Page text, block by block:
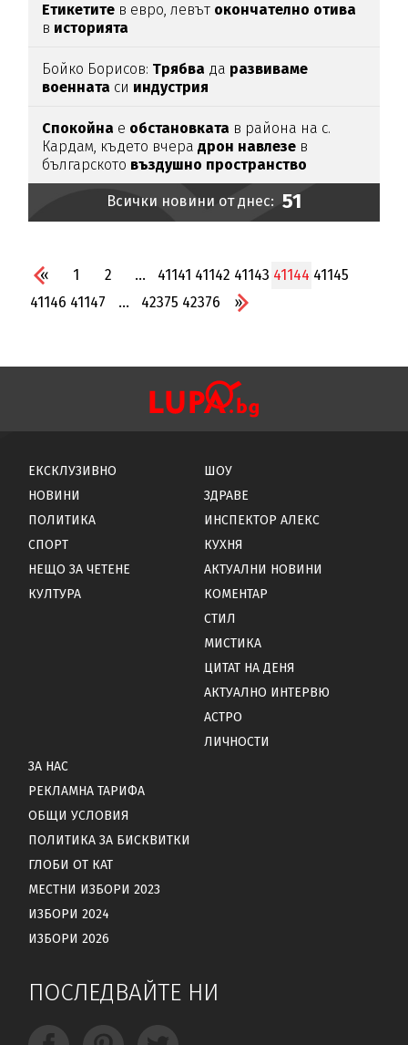
Етикетите в евро, левът окончателно отива
в историята
Бойко Борисов: Трябва да развиваме
военната си индустрия
Спокойна е обстановката в района на с.
Кардам, където вчерадрон навлезе в
българското въздушно пространство
Всички новини от днес: 51
« 1 2 ... 41141 41142 41143 41144 41145
41146 41147 ... 42375 42376 »
ЕКСКЛУЗИВНО
НОВИНИ
ПОЛИТИКА
СПОРТ
НЕЩО ЗА ЧЕТЕНЕ
КУЛТУРА
ШОУ
ЗДРАВЕ
ИНСПЕКТОР АЛЕКС
КУХНЯ
АКТУАЛНИ НОВИНИ
КОМЕНТАР
СТИЛ
МИСТИКА
ЦИТАТ НА ДЕНЯ
АКТУАЛНО ИНТЕРВЮ
АСТРО
ЛИЧНОСТИ
ЗА НАС
РЕКЛАМНА ТАРИФА
ОБЩИ УСЛОВИЯ
ПОЛИТИКА ЗА БИСКВИТКИ
ГЛОБИ ОТ КАТ
МЕСТНИ ИЗБОРИ 2023
ИЗБОРИ 2024
ИЗБОРИ 2026
ПОСЛЕДВАЙТЕ НИ